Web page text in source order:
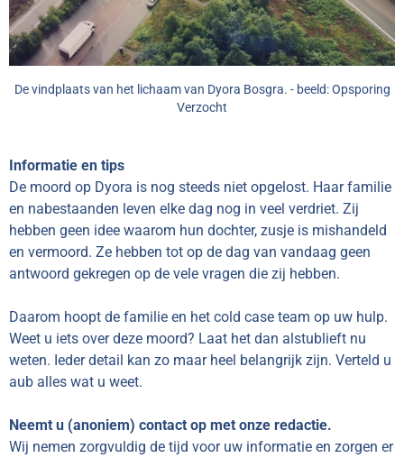
De vindplaats van het lichaam van Dyora Bosgra. - beeld: Opsporing
Verzocht
Informatie en tips
De moord op Dyora is nog steeds niet opgelost. Haar familie
en nabestaanden leven elke dag nog in veel verdriet. Zij
hebben geen idee waarom hun dochter, zusje is mishandeld
en vermoord. Ze hebben tot op de dag van vandaag geen
antwoord gekregen op de vele vragen die zij hebben.
Daarom hoopt de familie en het cold case team op uw hulp.
Weet u iets over deze moord? Laat het dan alstublieft nu
weten. Ieder detail kan zo maar heel belangrijk zijn. Verteld u
aub alles wat u weet.
Neemt u (anoniem) contact op met onze redactie.
Wij nemen zorgvuldig de tijd voor uw informatie en zorgen er